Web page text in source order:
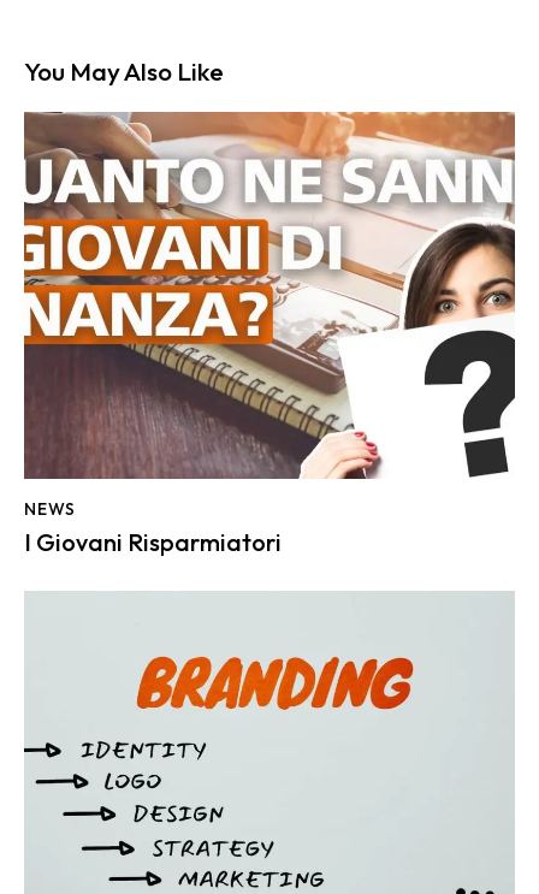
You May Also Like
NEWS
I Giovani Risparmiatori